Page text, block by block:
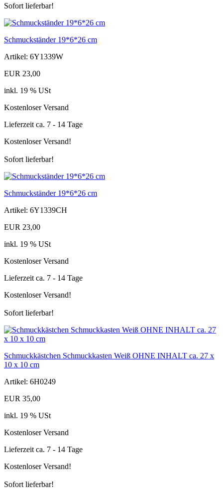
Sofort lieferbar!
Schmuckständer 19*6*26 cm
Artikel: 6Y1339W
EUR 23,00
inkl. 19 % USt
Kostenloser Versand
Lieferzeit ca. 7 - 14 Tage
Kostenloser Versand!
Sofort lieferbar!
Schmuckständer 19*6*26 cm
Artikel: 6Y1339CH
EUR 23,00
inkl. 19 % USt
Kostenloser Versand
Lieferzeit ca. 7 - 14 Tage
Kostenloser Versand!
Sofort lieferbar!
Schmuckkästchen Schmuckkasten Weiß OHNE INHALT ca. 27 x
10 x 10 cm
Artikel: 6H0249
EUR 35,00
inkl. 19 % USt
Kostenloser Versand
Lieferzeit ca. 7 - 14 Tage
Kostenloser Versand!
Sofort lieferbar!